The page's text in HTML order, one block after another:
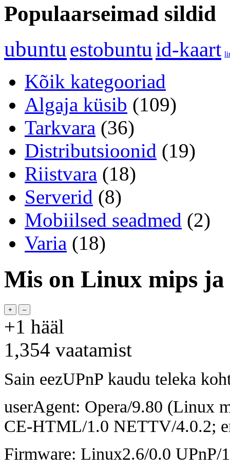
Populaarseimad sildid
ubuntu estobuntu id-kaart
Kõik kategooriad
Algaja küsib (109)
Tarkvara (36)
Distributsioonid (19)
Riistvara (18)
Serverid (8)
Mobiilsed seadmed (2)
Varia (18)
Mis on Linux mips ja
+1 hääl
1,354 vaatamist
Sain eezUPnP kaudu teleka
userAgent: Opera/9.80 (Linux
CE-HTML/1.0 NETTV/4.0.2;
Firmware: Linux2.6/0.0 UPnP/